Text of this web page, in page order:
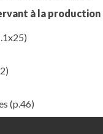
à la production
(p.46)